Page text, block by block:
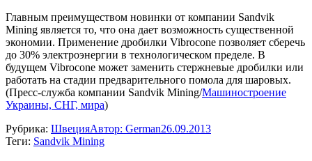
Главным преимуществом новинки от компании Sandvik
Mining является то, что она дает возможность существенной
экономии. Применение дробилки Vibrocone позволяет сберечь
до 30% электроэнергии в технологическом пределе. В
будущем Vibrocone может заменить стержневые дробилки или
работать на стадии предварительного помола для шаровых.
(Пресс-служба компании Sandvik Mining/Машиностроение
Украины, СНГ, мира)
Рубрика: ШвецияАвтор: German26.09.2013
Теги: Sandvik Mining